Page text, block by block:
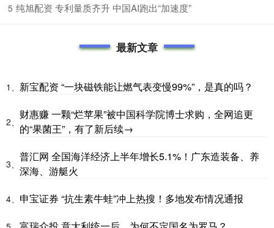
5 ​纯旭配资 专利量质齐升 中国AI跑出“加速度”
最新文章
1、 新宝配资 “一块磁铁能让燃气表变慢99%”，是真的吗？
2、
财惠赚 一颗“烂苹果”被中国科学院博士求购，全网追更
的“果菌王”，有了新后续→
3、
普汇网 全国海洋经济上半年增长5.1%！广东造装备、养
深海、游艇火
4、 申宝证券 “抗生素牛蛙”冲上热搜！多地发布情况通报